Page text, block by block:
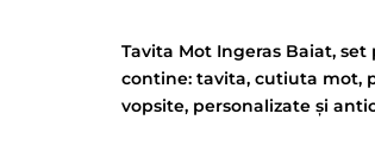
Tavita Mot Ingeras Baiat,
contine: tavita, cutiuta mot,
vopsite, personalizate și